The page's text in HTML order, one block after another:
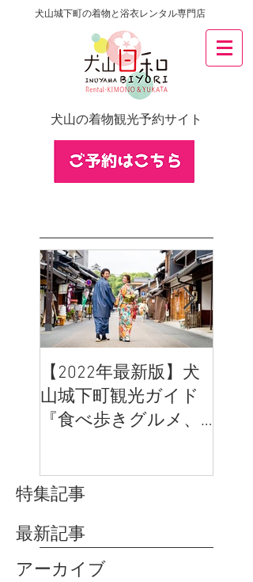
犬山城下町の着物と浴衣レンタル専門店
犬山の着物観光予約サイト
【2022年最新版】犬
山城下町観光ガイド
『食べ歩きグルメ、
特集記事
最新記事
アーカイブ